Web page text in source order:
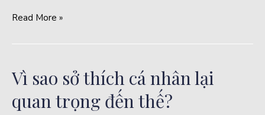
Read More »
Vì sao sở thích cá nhân lại
quan trọng đến thế?